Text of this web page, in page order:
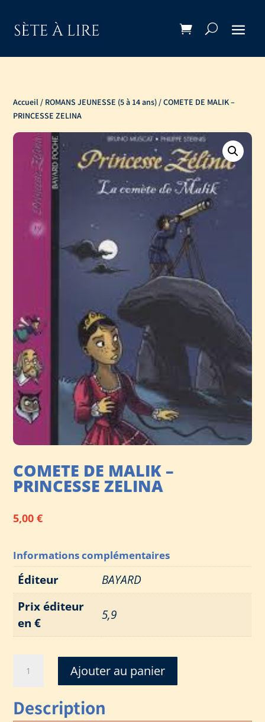
Accueil / ROMANS JEUNESSE (5 à 14 ans) / COMETE DE MALIK –
PRINCESSE ZELINA
COMETE DE MALIK –
PRINCESSE ZELINA
5,00€
Informations complémentaires
Éditeur
BAYARD
Prix éditeur
en €
5,9
COMETE
DE
MALIK
Ajouter au panier
Description